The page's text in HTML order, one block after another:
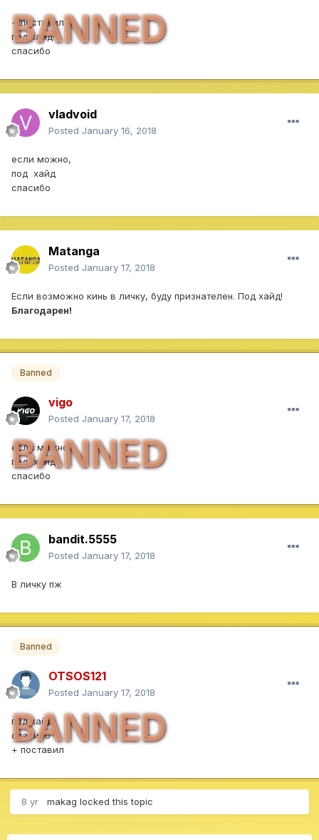
BANNED
+ поставил
под хайд
спасибо
vladvoid
Posted January 16, 2018
если можно,
под хайд
спасибо
Matanga
Posted January 17, 2018
Если возможно кинь в личку, буду признателен. Под хайд!
Благодарен!
Banned
vigo
Posted January 17, 2018
BANNED
если можно,
под хайд
спасибо
bandit.5555
Posted January 17, 2018
В личку пж
Banned
OTSOS121
Posted January 17, 2018
BANNED
под хайд
спасибо
+ поставил
8 yr makag locked this topic